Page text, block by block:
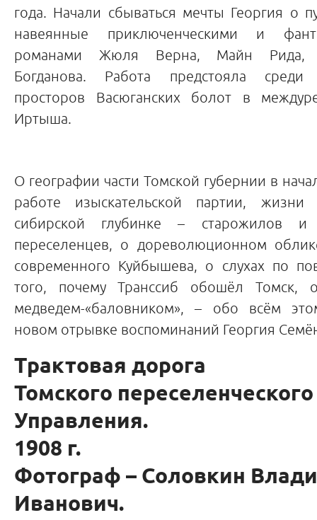
года. Начали сбываться мечты Георгия о
навеянные приключенческими и
романами Жюля Верна, Майн Рида,
Богданова. Работа предстояла среди
просторов Васюганских болот в
Иртыша.
О географии части Томской губернии в
работе изыскательской партии, жизни
сибирской глубинке – старожилов и
переселенцев, о дореволюционном
современного Куйбышева, о слухах по
того, почему Транссиб обошёл Томск,
медведем-«баловником», – обо всём
новом отрывке воспоминаний Георгия
Трактовая дорога
Томского переселенческого
Управления.
1908 г.
Фотограф – Соловкин
Иванович.